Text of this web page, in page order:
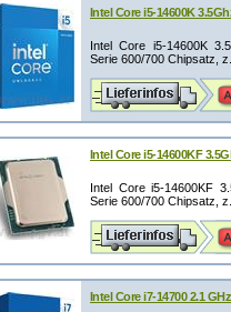
Intel Core i5-14600K
Intel Core i5-14600K
Serie 600/700 Chipsatz,
Intel Core i5-14600KF
Intel Core i5-14600KF
Serie 600/700 Chipsatz,
Intel Core i7-14700 2.1